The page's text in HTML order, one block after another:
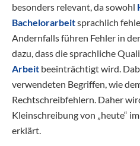
besonders relevant, da sowohl
Bachelorarbeitsprachlich
Andernfalls führen Fehler in
dazu, dass die sprachliche
Arbeit beeinträchtigt wird.
verwendeten Begriffen, wie
Rechtschreibfehlern. Daher
Kleinschreibung von „heute“
erklärt.